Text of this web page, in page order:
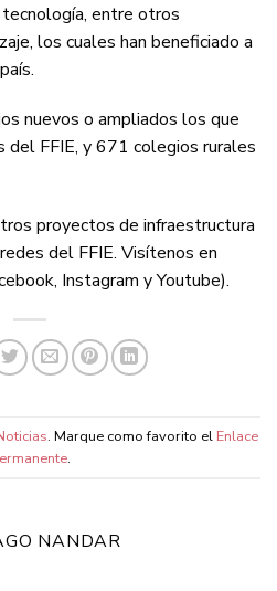
entre otros
los cuales han beneficiado a
nuevos o ampliados los que
del FFIE, y 671 colegios rurales
proyectos de infraestructura
del FFIE. Visítenos en
Instagram y Youtube).
. Marque como favorito el Enlace
.
NANDAR